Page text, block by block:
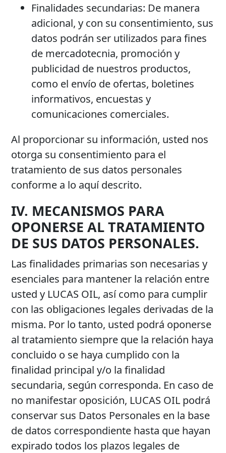
Finalidades secundarias: De manera
adicional, y con su consentimiento, sus
datos podrán ser utilizados para fines
de mercadotecnia, promoción y
publicidad de nuestros productos,
como el envío de ofertas, boletines
informativos, encuestas y
comunicaciones comerciales.
Al proporcionar su información, usted nos
otorga su consentimiento para el
tratamiento de sus datos personales
conforme a lo aquí descrito.
IV. MECANISMOS PARA
OPONERSE AL TRATAMIENTO
DE SUS DATOS PERSONALES.
Las finalidades primarias son necesarias y
esenciales para mantener la relación entre
usted y LUCAS OIL, así como para cumplir
con las obligaciones legales derivadas de la
misma. Por lo tanto, usted podrá oponerse
al tratamiento siempre que la relación haya
concluido o se haya cumplido con la
finalidad principal y/o la finalidad
secundaria, según corresponda. En caso de
no manifestar oposición, LUCAS OIL podrá
conservar sus Datos Personales en la base
de datos correspondiente hasta que hayan
expirado todos los plazos legales de